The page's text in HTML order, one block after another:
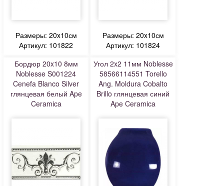
Размеры: 20x10см
Артикул: 101822
Размеры: 20x10см
Артикул: 101824
Бордюр 20x10 8мм
Noblesse S001224
Cenefa Blanco Silver
глянцевая белый Ape
Ceramica
Угол 2x2 11мм Noblesse
58566114551 Torello
Ang. Moldura Cobalto
Brillo глянцевая синий
Ape Ceramica